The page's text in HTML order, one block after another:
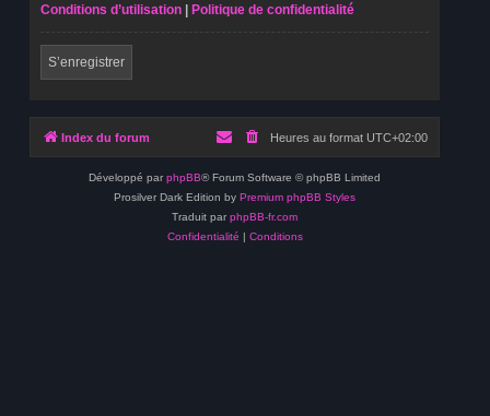
Conditions d’utilisation | Politique de confidentialité
S’enregistrer
Index du forum Heures au format UTC+02:00
Développé par phpBB® Forum Software © phpBB Limited
Prosilver Dark Edition by Premium phpBB Styles
Traduit par phpBB-fr.com
Confidentialité | Conditions